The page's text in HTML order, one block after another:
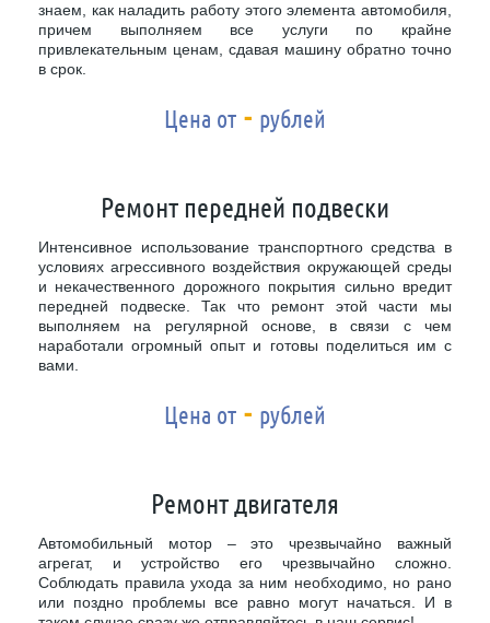
знаем, как наладить работу этого элемента автомобиля,
причем выполняем все услуги по крайне
привлекательным ценам, сдавая машину обратно точно
в срок.
Цена от - рублей
Ремонт передней подвески
Интенсивное использование транспортного средства в
условиях агрессивного воздействия окружающей среды
и некачественного дорожного покрытия сильно вредит
передней подвеске. Так что ремонт этой части мы
выполняем на регулярной основе, в связи с чем
наработали огромный опыт и готовы поделиться им с
вами.
Цена от - рублей
Ремонт двигателя
Автомобильный мотор – это чрезвычайно важный
агрегат, и устройство его чрезвычайно сложно.
Соблюдать правила ухода за ним необходимо, но рано
или поздно проблемы все равно могут начаться. И в